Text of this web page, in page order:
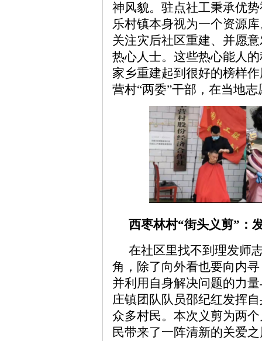
神风貌。驻点社工秉承优
乐村镇本身视为一个资源
关注灾后社区重建、并愿
热心人士。这些热心能人
家乡重建起到很好的榜样
营村“两委”干部，在当地
西枣林村“街头义剪”：
在社区里找不到理发师
角，除了向外看也要向内
并利用自身解决问题的力
庄镇团队队员邵纪红发挥
众多村民。本次义剪为两
民带来了一阵清新的关爱